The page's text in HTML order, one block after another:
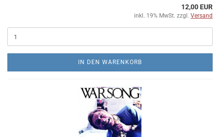
12,00 EUR
inkl. 19% MwSt. zzgl. Versand
IN DEN WARENKORB